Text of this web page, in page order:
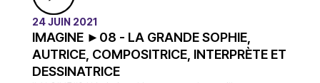
24 JUIN 2021
IMAGINE ►08 - LA GRANDE SOPHIE,
AUTRICE, COMPOSITRICE, INTERPRÈTE ET
DESSINATRICE